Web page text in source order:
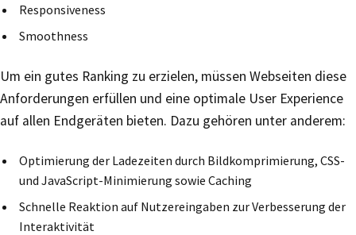
Responsiveness
Smoothness
Um ein gutes Ranking zu erzielen, müssen Webseiten diese
Anforderungen erfüllen und eine optimale User Experience
auf allen Endgeräten bieten. Dazu gehören unter anderem:
Optimierung der Ladezeiten durch Bildkomprimierung, CSS-
und JavaScript-Minimierung sowie Caching
Schnelle Reaktion auf Nutzereingaben zur Verbesserung der
Interaktivität